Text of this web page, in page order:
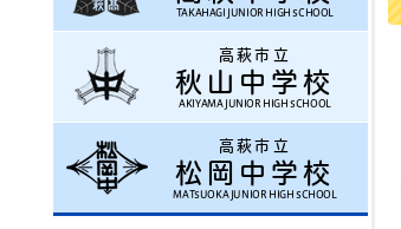
TAKAHAGI JUNIOR HIGH SCHOOL
高萩市立
秋山中学校
AKIYAMA JUNIOR HIGH SCHOOL
高萩市立
松岡中学校
MATSUOKA JUNIOR HIGH SCHOOL